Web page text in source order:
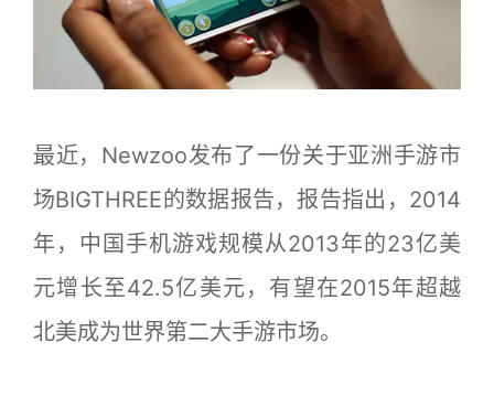
最近，Newzoo发布了一份关于亚洲手游市
场BIGTHREE的数据报告，报告指出，2014
年，中国手机游戏规模从2013年的23亿美
元增长至42.5亿美元，有望在2015年超越
北美成为世界第二大手游市场。